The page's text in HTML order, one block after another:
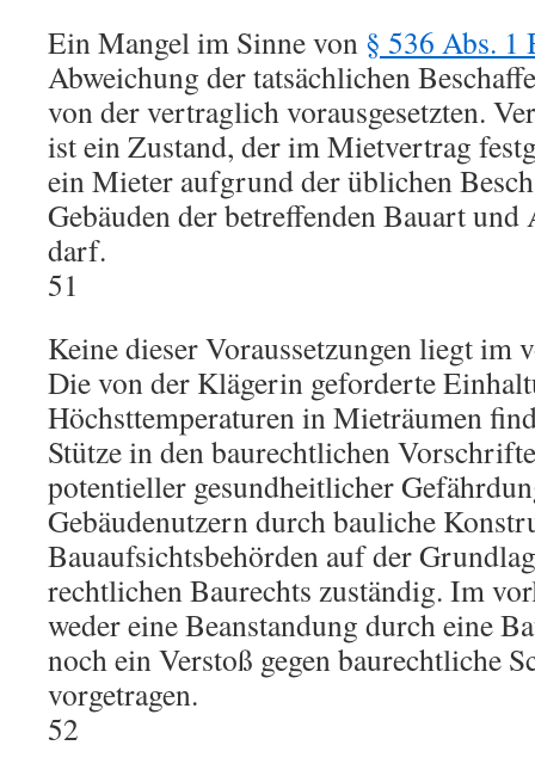
Ein Mangel im Sinne von § 536 Abs. 1
Abweichung der tatsächlichen
von der vertraglich vorausgesetzten.
ist ein Zustand, der im Mietvertrag
ein Mieter aufgrund der üblichen
Gebäuden der betreffenden Bauart und
darf.
51
Keine dieser Voraussetzungen liegt im
Die von der Klägerin geforderte
Höchsttemperaturen in Mieträumen
Stütze in den baurechtlichen
potentieller gesundheitlicher
Gebäudenutzern durch bauliche
Bauaufsichtsbehörden auf der
rechtlichen Baurechts zuständig. Im
weder eine Beanstandung durch eine
noch ein Verstoß gegen baurechtliche
vorgetragen.
52